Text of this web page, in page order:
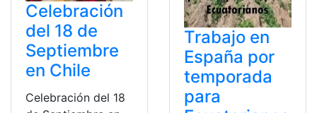
Celebración
del 18 de
Septiembre
en Chile
Celebración del 18
Trabajo en
España por
temporada
para